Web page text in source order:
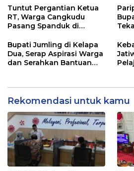
Tuntut Pergantian Ketua
RT, Warga Cangkudu
Pasang Spanduk di
Bupati Jumling di Kelapa
Dua, Serap Aspirasi Warga
dan Serahkan Bantuan
Rekomendasi untuk kamu